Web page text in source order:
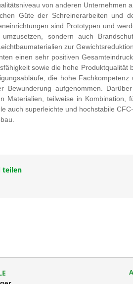
von anderen Unternehmen
Güte der Schreinerarbeiten und
sind Prototypen und
umzusetzen, sondern auch
zur
einen sehr positiven
sowie die hohe
die hohe
Bewunderung aufgenommen.
Materialien, teilweise in
auch superleichte und hochstabile
teilen